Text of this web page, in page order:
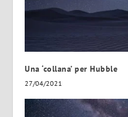
Una ‘collana’ per Hubble
27/04/2021